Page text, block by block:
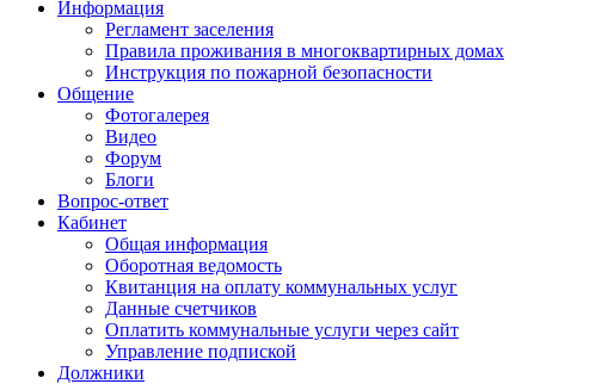
Информация
Регламент заселения
Правила проживания в многоквартирных домах
Инструкция по пожарной безопасности
Общение
Фотогалерея
Видео
Форум
Блоги
Вопрос-ответ
Кабинет
Общая информация
Оборотная ведомость
Квитанция на оплату коммунальных услуг
Данные счетчиков
Оплатить коммунальные услуги через сайт
Управление подпиской
Должники